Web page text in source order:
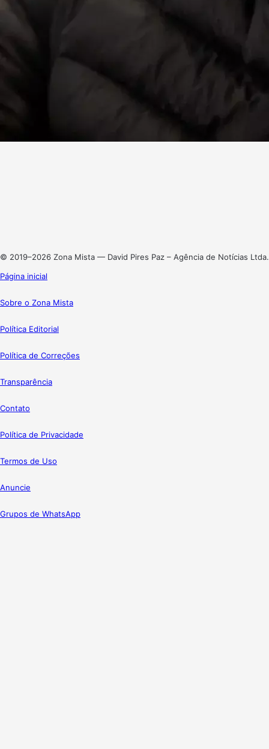
© 2019–2026 Zona Mista — David Pires Paz – Agência de Notícias Ltda.
Página inicial
Sobre o Zona Mista
Política Editorial
Política de Correções
Transparência
Contato
Política de Privacidade
Termos de Uso
Anuncie
Grupos de WhatsApp